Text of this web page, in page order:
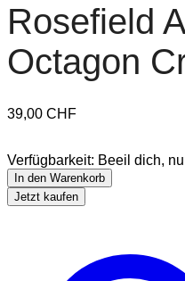
Rosefield
Octagon
39,00 CHF
Verfügbarkeit: Beeil dich,
In den Warenkorb
Jetzt kaufen